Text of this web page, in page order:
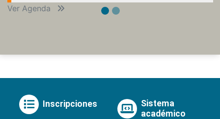
Ver Agenda
Inscripciones
Sistema
académico